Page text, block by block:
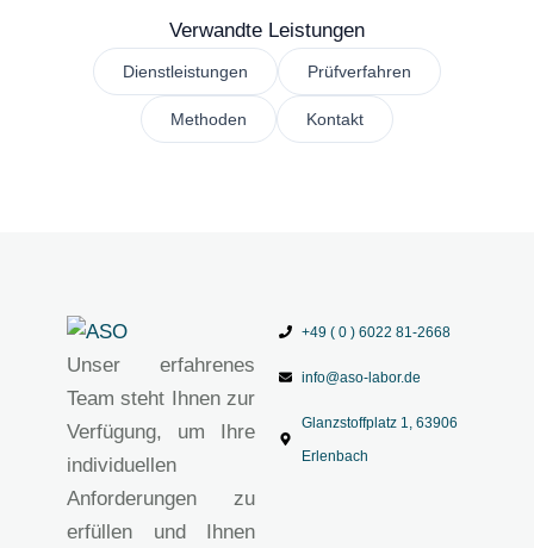
Verwandte Leistungen
Dienstleistungen Prüfverfahren
Methoden Kontakt
Unser erfahrenes
Team steht Ihnen zur
Verfügung, um Ihre
individuellen
Anforderungen zu
erfüllen und Ihnen
+49 ( 0 ) 6022 81-2668
info@aso-labor.de
Glanzstoffplatz 1, 63906
Erlenbach